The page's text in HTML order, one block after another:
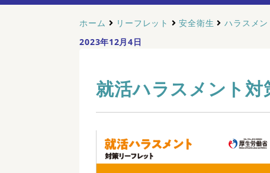
ホーム リーフレット 安全衛生 ハラスメン
2023年12月4日
就活ハラスメント対